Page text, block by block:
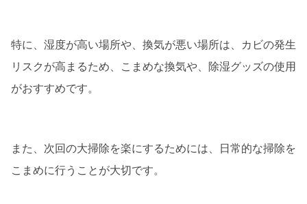
特に、湿度が高い場所や、換気が悪い場所は、カビの発生
リスクが高まるため、こまめな換気や、除湿グッズの使用
がおすすめです。
また、次回の大掃除を楽にするためには、日常的な掃除を
こまめに行うことが大切です。